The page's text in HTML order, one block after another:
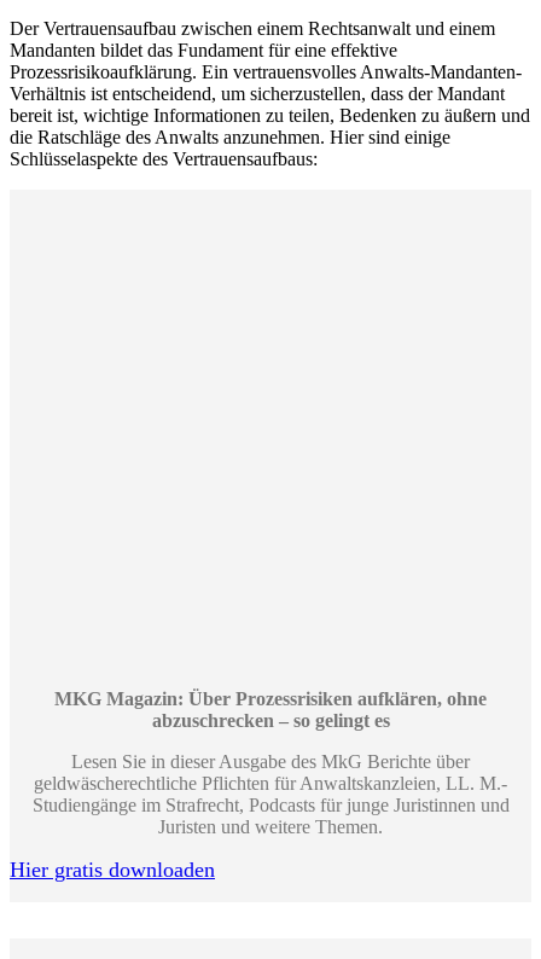
Der Vertrauensaufbau zwischen einem Rechtsanwalt und einem
Mandanten bildet das Fundament für eine effektive
Prozessrisikoaufklärung. Ein vertrauensvolles Anwalts-Mandanten-
Verhältnis ist entscheidend, um sicherzustellen, dass der Mandant
bereit ist, wichtige Informationen zu teilen, Bedenken zu äußern und
die Ratschläge des Anwalts anzunehmen. Hier sind einige
Schlüsselaspekte des Vertrauensaufbaus:
MKG Magazin: Über Prozessrisiken aufklären, ohne
abzuschrecken – so gelingt es
Lesen Sie in dieser Ausgabe des MkG Berichte über
geldwäscherechtliche Pflichten für Anwaltskanzleien, LL. M.-
Studiengänge im Strafrecht, Podcasts für junge Juristinnen und
Juristen und weitere Themen.
Hier gratis downloaden